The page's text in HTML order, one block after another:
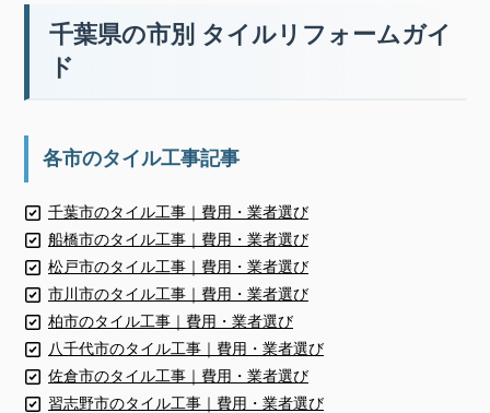
千葉県の市別 タイルリフォームガイ
ド
各市のタイル工事記事
千葉市のタイル工事｜費用・業者選び
船橋市のタイル工事｜費用・業者選び
松戸市のタイル工事｜費用・業者選び
市川市のタイル工事｜費用・業者選び
柏市のタイル工事｜費用・業者選び
八千代市のタイル工事｜費用・業者選び
佐倉市のタイル工事｜費用・業者選び
習志野市のタイル工事｜費用・業者選び